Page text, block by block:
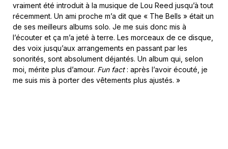
vraiment été introduit à la musique de Lou Reed jusqu’à tout
récemment. Un ami proche m’a dit que « The Bells » était un
de ses meilleurs albums solo. Je me suis donc mis à
l’écouter et ça m’a jeté à terre. Les morceaux de ce disque,
des voix jusqu’aux arrangements en passant par les
sonorités, sont absolument déjantés. Un album qui, selon
moi, mérite plus d’amour. Fun fact: après l’avoir écouté, je
me suis mis à porter des vêtements plus ajustés. »